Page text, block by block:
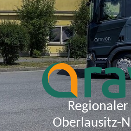
Oberlausitz-